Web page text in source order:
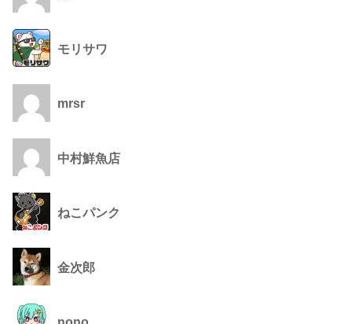
モリサワ
mrsr
中村鮮魚店
ねこパンク
金次郎